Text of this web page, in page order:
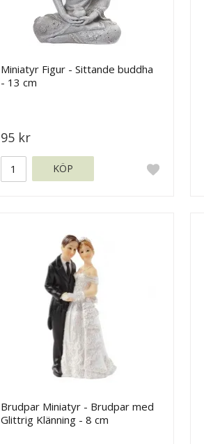
Miniatyr Figur - Sittande buddha
- 13 cm
95 kr
KÖP
Brudpar Miniatyr - Brudpar med
Glittrig Klänning - 8 cm